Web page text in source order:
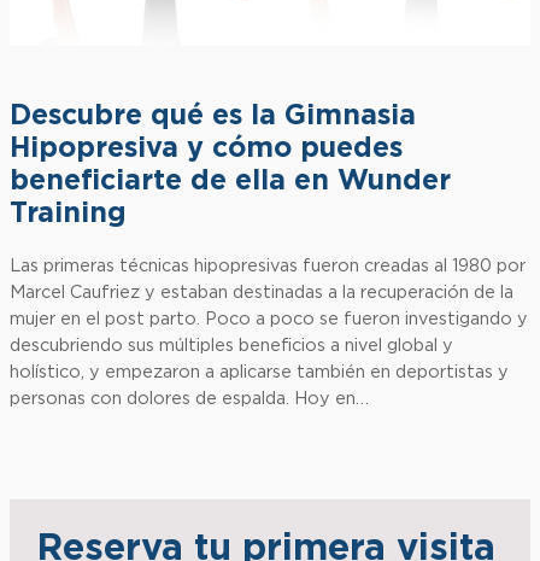
Descubre qué es la Gimnasia
Hipopresiva y cómo puedes
beneficiarte de ella en Wunder
Training
Las primeras técnicas hipopresivas fueron creadas al 1980 por
Marcel Caufriez y estaban destinadas a la recuperación de la
mujer en el post parto. Poco a poco se fueron investigando y
descubriendo sus múltiples beneficios a nivel global y
holístico, y empezaron a aplicarse también en deportistas y
personas con dolores de espalda. Hoy en…
Reserva tu primera visita